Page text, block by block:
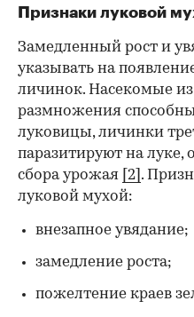
Признаки луковой
Замедленный рост и
указывать на
личинок. Насекомые
размножения
луковицы, личинки
паразитируют на луке,
сбора урожая [2] .
луковой мухой:
внезапное увядание;
замедление роста;
пожелтение краев